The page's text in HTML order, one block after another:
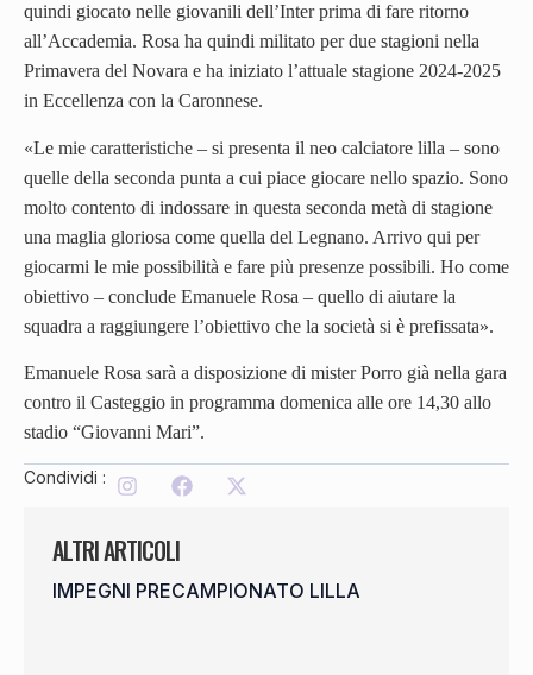
ALTRI ARTICOLI
IMPEGNI PRECAMPIONATO LILLA
quindi giocato nelle giovanili dell’Inter prima di fare ritorno
all’Accademia. Rosa ha quindi militato per due stagioni nella
Primavera del Novara e ha iniziato l’attuale stagione 2024-2025
in Eccellenza con la Caronnese.
«Le mie caratteristiche – si presenta il neo calciatore lilla – sono
quelle della seconda punta a cui piace giocare nello spazio. Sono
molto contento di indossare in questa seconda metà di stagione
una maglia gloriosa come quella del Legnano. Arrivo qui per
giocarmi le mie possibilità e fare più presenze possibili. Ho come
obiettivo – conclude Emanuele Rosa – quello di aiutare la
squadra a raggiungere l’obiettivo che la società si è prefissata».
Emanuele Rosa sarà a disposizione di mister Porro già nella gara
contro il Casteggio in programma domenica alle ore 14,30 allo
stadio “Giovanni Mari”.
Condividi :